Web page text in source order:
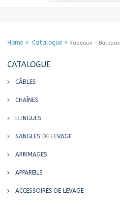
Home Catalogue Radeaux - Bateaux
CATALOGUE
CÂBLES
CHAÎNES
ELINGUES
SANGLES DE LEVAGE
ARRIMAGES
APPAREILS
ACCESSOIRES DE LEVAGE